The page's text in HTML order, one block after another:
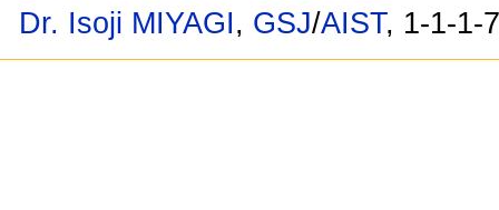
Dr. Isoji MIYAGI, GSJ/AIST, 1-1-1-